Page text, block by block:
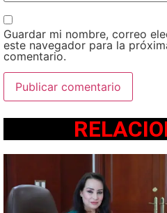
Guardar mi nombre, correo
este navegador para la
comentario.